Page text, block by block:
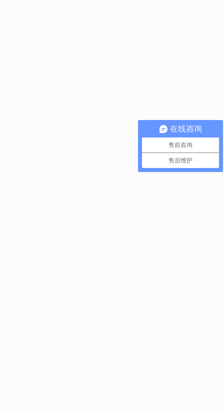
在线咨询
售前咨询
售后维护